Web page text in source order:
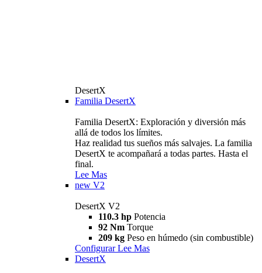
DesertX
Familia DesertX
Familia DesertX: Exploración y diversión más
allá de todos los límites.
Haz realidad tus sueños más salvajes. La familia
DesertX te acompañará a todas partes. Hasta el
final.
Lee Mas
new V2
DesertX V2
110.3 hp Potencia
92 Nm Torque
209 kg Peso en húmedo (sin combustible)
Configurar Lee Mas
DesertX